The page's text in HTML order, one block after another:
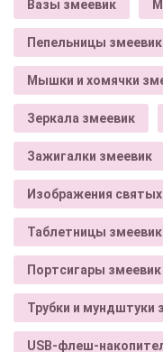
Вазы змеевик
Пепельницы змеевик
Мышки и хомячки
Зеркала змеевик
Зажигалки змеевик
Изображения
Таблетницы змеевик
Портсигары змеевик
Трубки и мундштуки
USB-флеш-